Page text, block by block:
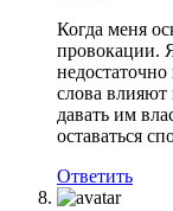
Когда меня
провокации.
слова влияют
давать им
оставаться
Ответить